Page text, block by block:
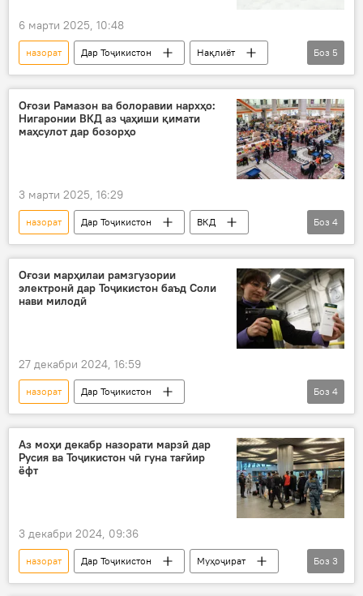
6 марти 2025, 10:48
назорат Дар Тоҷикистон
Нақлиёт
Вазорати нақлиёт
вазъ
роҳҳо
тавсия
ронанда
Боз 5
Оғози Рамазон ва болоравии нархҳо:
Нигаронии ВКД аз ҷаҳиши қимати
маҳсулот дар бозорҳо
3 марти 2025, 16:29
назорат Дар Тоҷикистон
ВКД
нарх
бозор
танзим
моҳи Рамазон
Боз 4
Оғози марҳилаи рамзгузории
электронӣ дар Тоҷикистон баъд Соли
нави милодӣ
27 декабри 2024, 16:59
назорат
Дар Тоҷикистон
маводи доруворӣ
таҷҳизоти тиббӣ
электронӣ
рамз гумрук
Боз 4
Аз моҳи декабр назорати марзӣ дар
Русия ва Тоҷикистон чӣ гуна тағйир
ёфт
3 декабри 2024, 09:36
назорат Дар Тоҷикистон
Муҳоҷират
Русия
тағйирот марз
Боз 3